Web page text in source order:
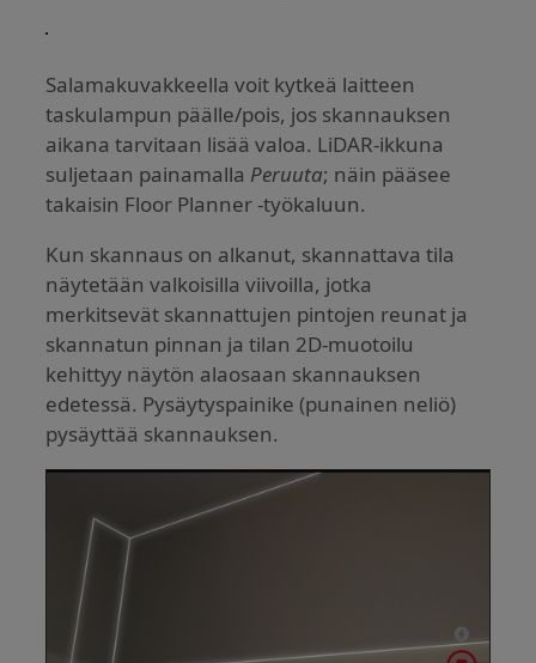
Salamakuvakkeella voit kytkeä laitteen
taskulampun päälle/pois, jos skannauksen
aikana tarvitaan lisää valoa. LiDAR-ikkuna
suljetaan painamalla Peruuta; näin pääsee
takaisin Floor Planner -työkaluun.
Kun skannaus on alkanut, skannattava tila
näytetään valkoisilla viivoilla, jotka
merkitsevät skannattujen pintojen reunat ja
skannatun pinnan ja tilan 2D-muotoilu
kehittyy näytön alaosaan skannauksen
edetessä. Pysäytyspainike (punainen neliö)
pysäyttää skannauksen.